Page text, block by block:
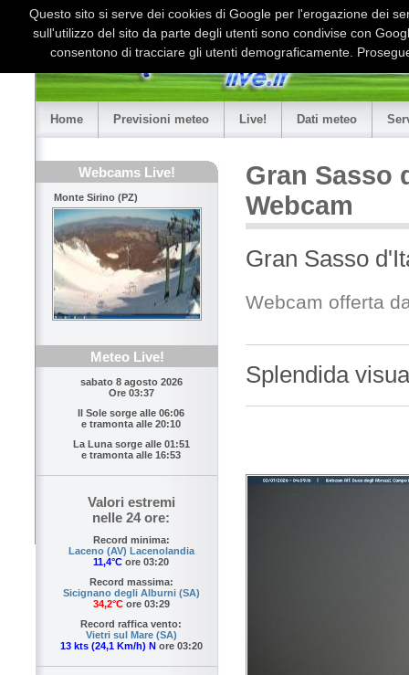
Home Previsioni meteo Live! Dati meteo
Webcams Live!
Monte Sirino (PZ)
Meteo Live!
sabato 8 agosto 2026
Ore 03:37
Il Sole sorge alle 06:06
e tramonta alle 20:10
La Luna sorge alle 01:51
e tramonta alle 16:53
Valori estremi
nelle 24 ore:
Record minima:
Laceno (AV) Lacenolandia
11,4°C ore 03:20
Record massima:
Sicignano degli Alburni (SA)
34,2°Core 03:29
Record raffica vento:
Vietri sul Mare (SA)
13 kts (24,1 Km/h) N ore 03:20
Gran Sasso
Webcam
Gran Sasso
Webcam offerta
Splendida
Questo sito si serve dei cookies di Google per l'erogazione dei
sull'utilizzo del sito da parte degli utenti sono condivise con
consentono di tracciare gli utenti demograficamente.